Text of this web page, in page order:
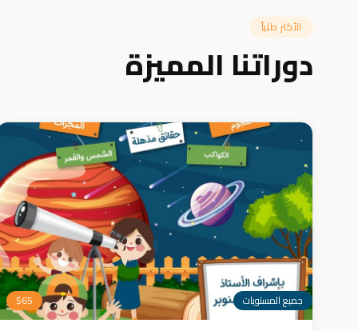
الأكثر طلباً
دوراتنا المميزة
جميع المستويات $65